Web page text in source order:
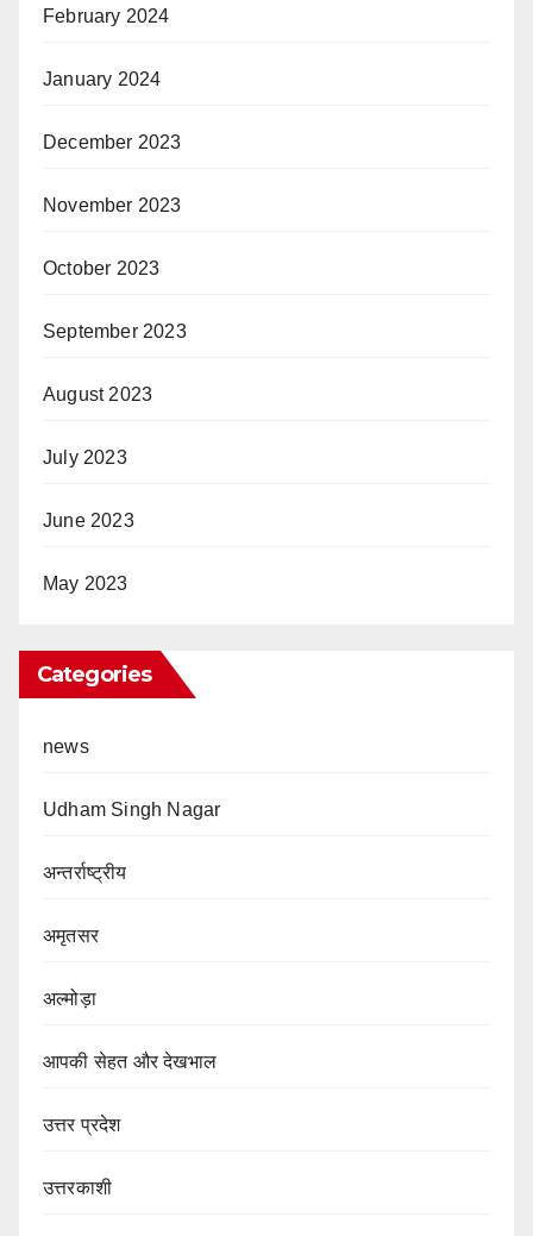
February 2024
January 2024
December 2023
November 2023
October 2023
September 2023
August 2023
July 2023
June 2023
May 2023
Categories
news
Udham Singh Nagar
अन्तर्राष्ट्रीय
अमृतसर
अल्मोड़ा
आपकी सेहत और देखभाल
उत्तर प्रदेश
उत्तरकाशी